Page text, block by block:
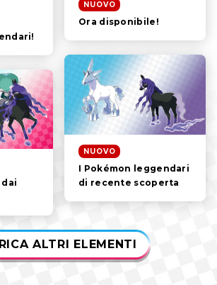
DI GIOCO
NUOVO
Ora disponibile!
NUOVO
I Pokémon leggendari
di recente scoperta
ALTRI ELEMENTI